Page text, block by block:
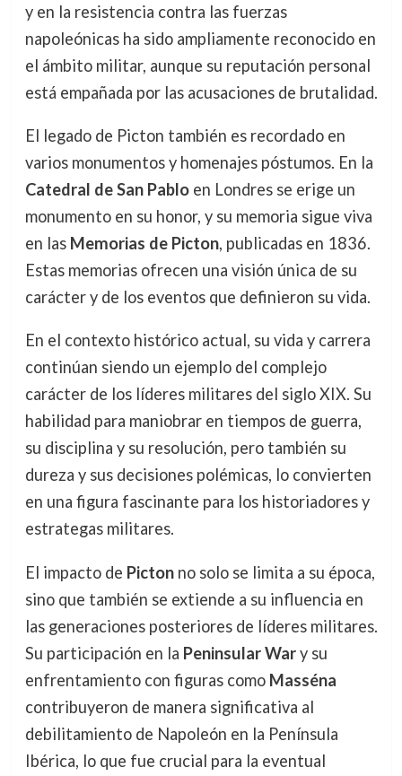
y en la resistencia contra las fuerzas
napoleónicas ha sido ampliamente reconocido en
el ámbito militar, aunque su reputación personal
está empañada por las acusaciones de brutalidad.
El legado de Picton también es recordado en
varios monumentos y homenajes póstumos. En la
Catedral de San Pabloen Londres se erige un
monumento en su honor, y su memoria sigue viva
en las Memorias de Picton, publicadas en 1836.
Estas memorias ofrecen una visión única de su
carácter y de los eventos que definieron su vida.
En el contexto histórico actual, su vida y carrera
continúan siendo un ejemplo del complejo
carácter de los líderes militares del siglo XIX. Su
habilidad para maniobrar en tiempos de guerra,
su disciplina y su resolución, pero también su
dureza y sus decisiones polémicas, lo convierten
en una figura fascinante para los historiadores y
estrategas militares.
El impacto de Pictonno solo se limita a su época,
sino que también se extiende a su influencia en
las generaciones posteriores de líderes militares.
Su participación en la Peninsular Wary su
enfrentamiento con figuras como Masséna
contribuyeron de manera significativa al
debilitamiento de Napoleón en la Península
Ibérica, lo que fue crucial para la eventual